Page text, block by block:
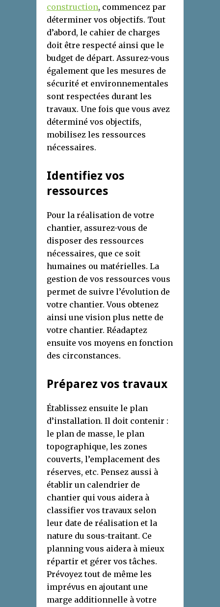
construction, commencez par
déterminer vos objectifs. Tout
d’abord, le cahier de charges
doit être respecté ainsi que le
budget de départ. Assurez-vous
également que les mesures de
sécurité et environnementales
sont respectées durant les
travaux. Une fois que vous avez
déterminé vos objectifs,
mobilisez les ressources
nécessaires.
Identifiez vos
ressources
Pour la réalisation de votre
chantier, assurez-vous de
disposer des ressources
nécessaires, que ce soit
humaines ou matérielles. La
gestion de vos ressources vous
permet de suivre l’évolution de
votre chantier. Vous obtenez
ainsi une vision plus nette de
votre chantier. Réadaptez
ensuite vos moyens en fonction
des circonstances.
Préparez vos travaux
Établissez ensuite le plan
d’installation. Il doit contenir :
le plan de masse, le plan
topographique, les zones
couverts, l’emplacement des
réserves, etc. Pensez aussi à
établir un calendrier de
chantier qui vous aidera à
classifier vos travaux selon
leur date de réalisation et la
nature du sous-traitant. Ce
planning vous aidera à mieux
répartir et gérer vos tâches.
Prévoyez tout de même les
imprévus en ajoutant une
marge additionnelle à votre